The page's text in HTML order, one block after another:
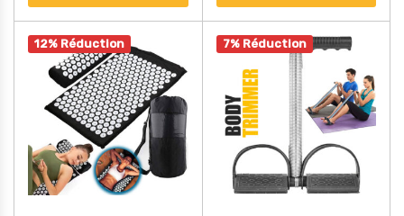
12% Réduction 7% Réduction